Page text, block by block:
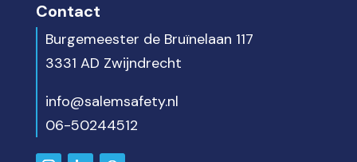
Contact
Burgemeester de Bruïnelaan 117
3331 AD Zwijndrecht
info@salemsafety.nl
06-50244512